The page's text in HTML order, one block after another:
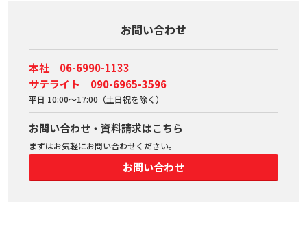
お問い合わせ
本社 06-6990-1133
サテライト 090-6965-3596
平日 10:00～17:00（土日祝を除く）
お問い合わせ・資料請求はこちら
まずはお気軽にお問い合わせください。
お問い合わせ